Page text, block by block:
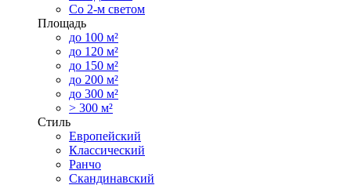
Со 2-м светом
Площадь
до 100 м²
до 120 м²
до 150 м²
до 200 м²
до 300 м²
> 300 м²
Стиль
Европейский
Классический
Ранчо
Скандинавский